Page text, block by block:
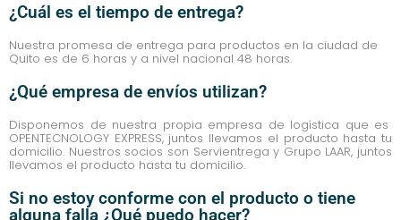
¿Cuál es el tiempo de entrega?
Nuestra promesa de entrega para productos en la ciudad de
Quito es de 6 horas y a nivel nacional 48 horas.
¿Qué empresa de envíos utilizan?
Disponemos de nuestra propia empresa de logística que es
OPENTECNOLOGY EXPRESS, juntos llevamos el producto hasta tu
domicilio. Nuestros socios son Servientrega y Grupo LAAR, juntos
llevamos el producto hasta tu domicilio.
Si no estoy conforme con el producto o tiene
alguna falla ¿Qué puedo hacer?